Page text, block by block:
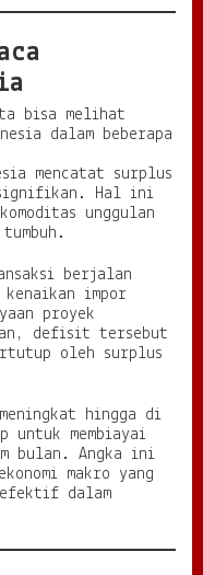
bisa melihat
dalam beberapa
mencatat surplus
signifikan. Hal ini
unggulan
berjalan
impor
proyek
defisit tersebut
oleh surplus
hingga di
membiayai
bulan. Angka ini
makro yang
dalam